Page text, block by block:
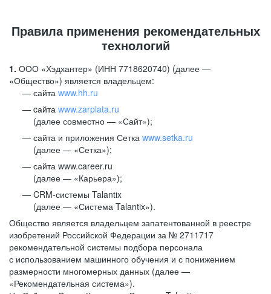
Правила применения рекомендательных
технологий
1. ООО «Хэдхантер» (ИНН 7718620740) (далее —
«Общество») является владельцем:
сайта www.hh.ru
cайта www.zarplata.ru
(далее совместно — «Сайт»);
сайта и приложения Сетка www.setka.ru
(далее — «Сетка»);
сайта www.career.ru
(далее — «Карьера»);
CRM-системы Talantix
(далее — «Система Talantix»).
Общество является владельцем запатентованной в реестре
изобретений Российской Федерации за № 2711717
рекомендательной системы подбора персонала
с использованием машинного обучения и с понижением
размерности многомерных данных (далее —
«Рекомендательная система»).